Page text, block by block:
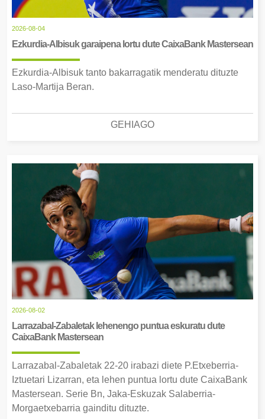
2026-08-04
Ezkurdia-Albisuk garaipena lortu dute CaixaBank Mastersean
Ezkurdia-Albisuk tanto bakarragatik menderatu dituzte
Laso-Martija Beran.
GEHIAGO
2026-08-02
Larrazabal-Zabaletak lehenengo puntua eskuratu dute
CaixaBank Mastersean
Larrazabal-Zabaletak 22-20 irabazi diete P.Etxeberria-
Iztuetari Lizarran, eta lehen puntua lortu dute CaixaBank
Mastersean. Serie Bn, Jaka-Eskuzak Salaberria-
Morgaetxebarria gainditu dituzte.